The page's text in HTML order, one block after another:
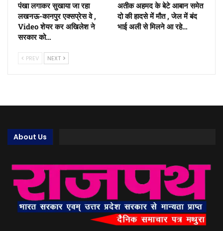
पंखा लगाकर सुखाया जा रहा
लखनऊ-कानपुर एक्सप्रेस वे ,
Video शेयर कर अखिलेश ने
सरकार को…
अतीक अहमद के बेटे आबान समेत
दो की हादसे में मौत , जेल में बंद
भाई अली से मिलने आ रहे…
PREV NEXT
About Us